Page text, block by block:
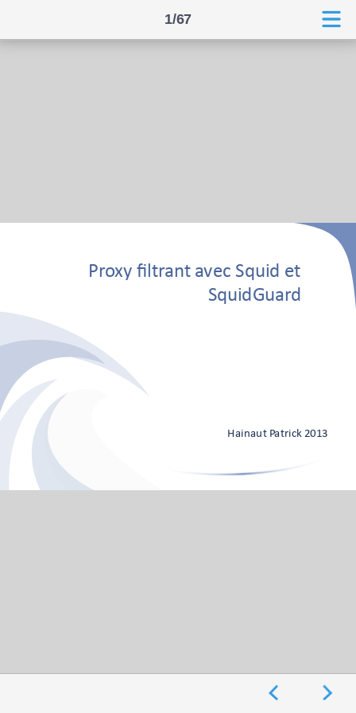
©Hainaut Patrick
Proxy filtrant avec Squid et
SquidGuard
Hainaut Patrick 2013
1/67